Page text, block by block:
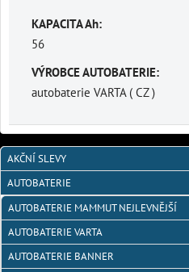
KAPACITA Ah:
56
VÝROBCE AUTOBATERIE:
autobaterie VARTA ( CZ )
AKČNÍ SLEVY
AUTOBATERIE
AUTOBATERIE MAMMUT NEJLEVNĚJŠÍ
AUTOBATERIE VARTA
AUTOBATERIE BANNER